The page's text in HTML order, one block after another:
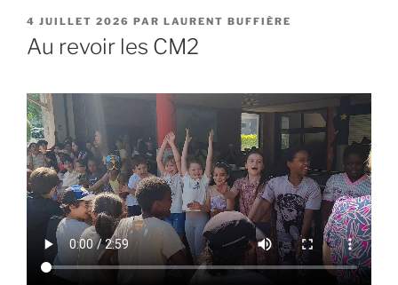
PUBLIÉ
LE
4 JUILLET 2026 PAR LAURENT BUFFIÈRE
Au revoir les CM2